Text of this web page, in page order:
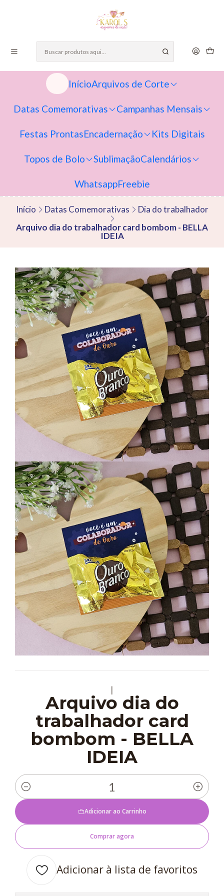
InícioArquivos de Corte
Datas Comemorativas Campanhas Mensais
Festas ProntasEncadernação Kits Digitais
Topos de Bolo SublimaçãoCalendários
WhatsappFreebie
Início Datas Comemorativas
Dia do trabalhador
Arquivo dia do trabalhador card bombom - BELLA
IDEIA
|
Arquivo dia do
trabalhador card
bombom - BELLA
IDEIA
Quantidade
Adicionar ao Carrinho
Comprar agora
Adicionar à lista de favoritos